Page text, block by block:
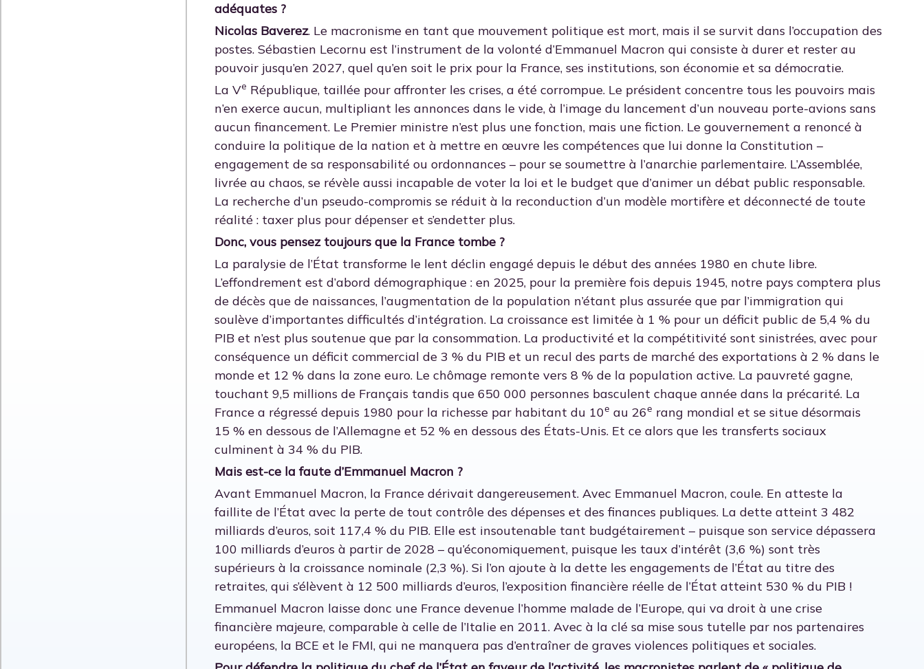
adéquates ?
Nicolas Baverez. Le macronisme en tant que mouvement politique est mort, mais il se survit dans l’occupation des
postes. Sébastien Lecornu est l’instrument de la volonté d’Emmanuel Macron qui consiste à durer et rester au
pouvoir jusqu’en 2027, quel qu’en soit le prix pour la France, ses institutions, son économie et sa démocratie.
La Ve République, taillée pour affronter les crises, a été corrompue. Le président concentre tous les pouvoirs mais
n’en exerce aucun, multipliant les annonces dans le vide, à l’image du lancement d’un nouveau porte-avions sans
aucun financement. Le Premier ministre n’est plus une fonction, mais une fiction. Le gouvernement a renoncé à
conduire la politique de la nation et à mettre en œuvre les compétences que lui donne la Constitution –
engagement de sa responsabilité ou ordonnances – pour se soumettre à l’anarchie parlementaire. L’Assemblée,
livrée au chaos, se révèle aussi incapable de voter la loi et le budget que d’animer un débat public responsable.
La recherche d’un pseudo-compromis se réduit à la reconduction d’un modèle mortifère et déconnecté de toute
réalité : taxer plus pour dépenser et s’endetter plus.
Donc, vous pensez toujours que la France tombe ?
La paralysie de l’État transforme le lent déclin engagé depuis le début des années 1980 en chute libre.
L’effondrement est d’abord démographique : en 2025, pour la première fois depuis 1945, notre pays comptera plus
de décès que de naissances, l’augmentation de la population n’étant plus assurée que par l’immigration qui
soulève d’importantes difficultés d’intégration. La croissance est limitée à 1 % pour un déficit public de 5,4 % du
PIB et n’est plus soutenue que par la consommation. La productivité et la compétitivité sont sinistrées, avec pour
conséquence un déficit commercial de 3 % du PIB et un recul des parts de marché des exportations à 2 % dans le
monde et 12 % dans la zone euro. Le chômage remonte vers 8 % de la population active. La pauvreté gagne,
touchant 9,5 millions de Français tandis que 650 000 personnes basculent chaque année dans la précarité. La
France a régressé depuis 1980 pour la richesse par habitant du 10e au 26e rang mondial et se situe désormais
15 % en dessous de l’Allemagne et 52 % en dessous des États-Unis. Et ce alors que les transferts sociaux
culminent à 34 % du PIB.
Mais est-ce la faute d’Emmanuel Macron ?
Avant Emmanuel Macron, la France dérivait dangereusement. Avec Emmanuel Macron, coule. En atteste la
faillite de l’État avec la perte de tout contrôle des dépenses et des finances publiques. La dette atteint 3 482
milliards d’euros, soit 117,4 % du PIB. Elle est insoutenable tant budgétairement – puisque son service dépassera
100 milliards d’euros à partir de 2028 – qu’économiquement, puisque les taux d’intérêt (3,6 %) sont très
supérieurs à la croissance nominale (2,3 %). Si l’on ajoute à la dette les engagements de l’État au titre des
retraites, qui s’élèvent à 12 500 milliards d’euros, l’exposition financière réelle de l’État atteint 530 % du PIB !
Emmanuel Macron laisse donc une France devenue l’homme malade de l’Europe, qui va droit à une crise
financière majeure, comparable à celle de l’Italie en 2011. Avec à la clé sa mise sous tutelle par nos partenaires
européens, la BCE et le FMI, qui ne manquera pas d’entraîner de graves violences politiques et sociales.